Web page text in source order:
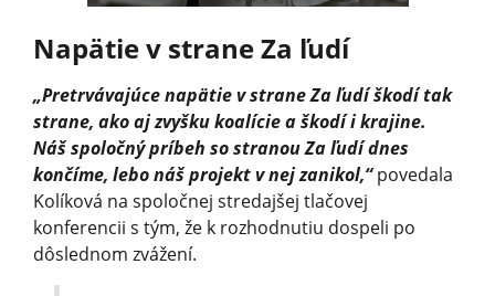
Napätie v strane Za ľudí
„Pretrvávajúce napätie v strane Za ľudí škodí tak
strane, ako aj zvyšku koalície a škodí i krajine.
Náš spoločný príbeh so stranou Za ľudí dnes
končíme, lebo náš projekt v nej zanikol,“povedala
Kolíková na spoločnej stredajšej tlačovej
konferencii s tým, že k rozhodnutiu dospeli po
dôslednom zvážení.